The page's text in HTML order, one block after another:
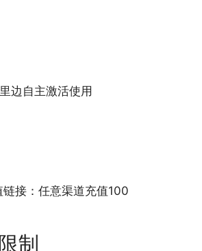
边自主激活使用
接：任意渠道充值100
制